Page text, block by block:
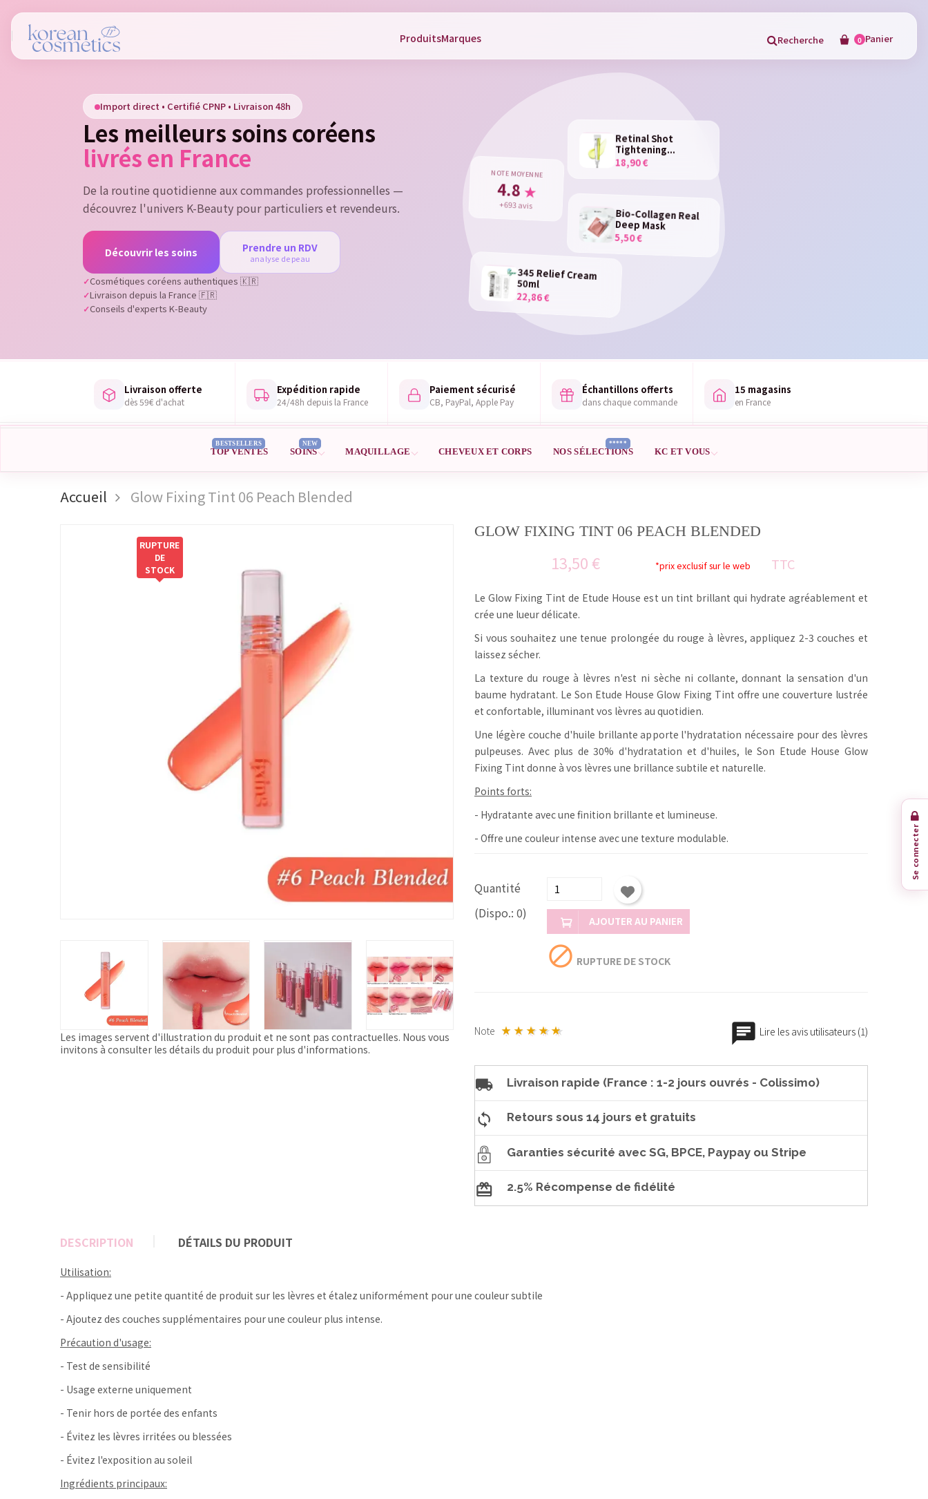
ProduitsMarques Recherche 0 Panier
Se connecter
Import direct • Certifié CPNP • Livraison 48h
Les meilleurs soins coréens
livrés en France
De la routine quotidienne aux commandes professionnelles —
découvrez l'univers K-Beauty pour particuliers et revendeurs.
Découvrir les soins Prendre un RDV
analyse de peau
Cosmétiques coréens authentiques 🇰🇷
Livraison depuis la France 🇫🇷
Conseils d'experts K-Beauty
Retinal Shot
Tightening...
18,90 €
345 Relief Cream
50ml
22,86 €
Bio-Collagen Real
Deep Mask
5,50 €
NOTE MOYENNE
4.8 ★
+693 avis
Livraison offerte
dès 59€ d'achat
Expédition rapide
24/48h depuis la France
Paiement sécurisé
CB, PayPal, Apple Pay
Échantillons offerts
dans chaque commande
15 magasins
en France
TOP VENTES
BESTSELLERS
SOINS
NEW
MAQUILLAGE CHEVEUX ET CORPS NOS SÉLECTIONS
*****
KC ET VOUS
Accueil Glow Fixing Tint 06 Peach Blended
RUPTURE
DE
STOCK
Les images servent d'illustration du produit et ne sont pas contractuelles. Nous vous
invitons à consulter les détails du produit pour plus d'informations.
GLOW FIXING TINT 06 PEACH BLENDED
13,50 € *prix exclusif sur le web TTC
Le Glow Fixing Tint de Etude House est un tint brillant qui hydrate agréablement et
crée une lueur délicate.
Si vous souhaitez une tenue prolongée du rouge à lèvres, appliquez 2-3 couches et
laissez sécher.
La texture du rouge à lèvres n'est ni sèche ni collante, donnant la sensation d'un
baume hydratant. Le Son Etude House Glow Fixing Tint offre une couverture lustrée
et confortable, illuminant vos lèvres au quotidien.
Une légère couche d'huile brillante apporte l'hydratation nécessaire pour des lèvres
pulpeuses. Avec plus de 30% d'hydratation et d'huiles, le Son Etude House Glow
Fixing Tint donne à vos lèvres une brillance subtile et naturelle.
Points forts:
- Hydratante avec une finition brillante et lumineuse.
- Offre une couleur intense avec une texture modulable.
Quantité
(Dispo.: 0)
AJOUTER AU PANIER
block RUPTURE DE STOCK
Note Lire les avis utilisateurs (1)
Livraison rapide (France : 1-2 jours ouvrés - Colissimo)
Retours sous 14 jours et gratuits
Garanties sécurité avec SG, BPCE, Paypay ou Stripe
2.5% Récompense de fidélité
DESCRIPTION DÉTAILS DU PRODUIT
Utilisation:
- Appliquez une petite quantité de produit sur les lèvres et étalez uniformément pour une couleur subtile
- Ajoutez des couches supplémentaires pour une couleur plus intense.
Précaution d'usage:
- Test de sensibilité
- Usage externe uniquement
- Tenir hors de portée des enfants
- Évitez les lèvres irritées ou blessées
- Évitez l'exposition au soleil
Ingrédients principaux:
×
You need to be logged in to save products in your wish list.